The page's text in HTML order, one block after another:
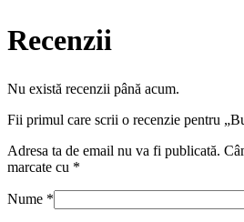
Recenzii
Nu există recenzii până acum.
Fii primul care scrii o recenzie pentru
Adresa ta de email nu va fi publicată.
marcate cu *
Nume *